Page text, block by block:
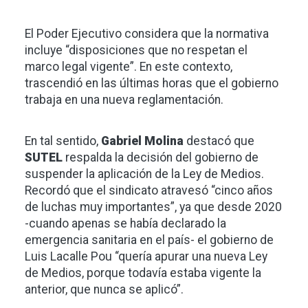
El Poder Ejecutivo considera que la normativa
incluye “disposiciones que no respetan el
marco legal vigente”. En este contexto,
trascendió en las últimas horas que el gobierno
trabaja en una nueva reglamentación.
En tal sentido, Gabriel Molina destacó que
SUTEL respalda la decisión del gobierno de
suspender la aplicación de la Ley de Medios.
Recordó que el sindicato atravesó “cinco años
de luchas muy importantes”, ya que desde 2020
-cuando apenas se había declarado la
emergencia sanitaria en el país- el gobierno de
Luis Lacalle Pou “quería apurar una nueva Ley
de Medios, porque todavía estaba vigente la
anterior, que nunca se aplicó”.